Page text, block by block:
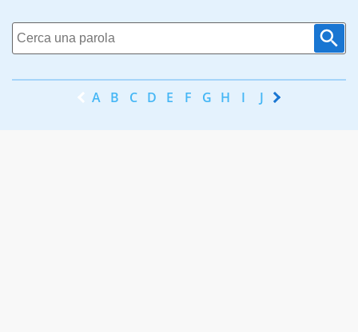
A B C D E F G H I J K